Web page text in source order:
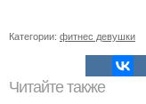
Категории: фитнес девушки
Читайте также